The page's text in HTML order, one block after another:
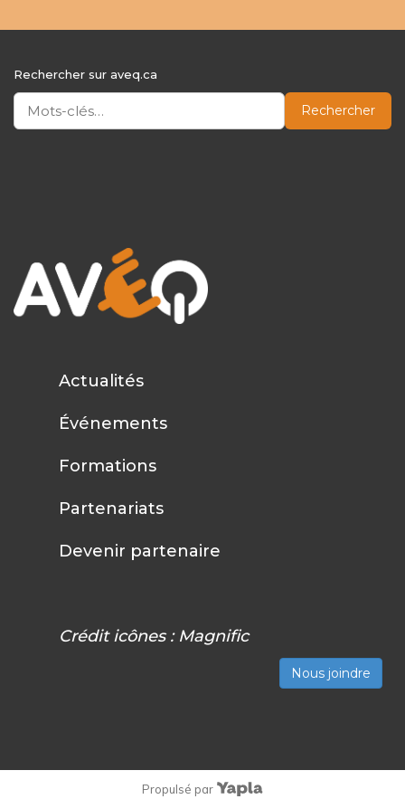
Rechercher sur aveq.ca
Rechercher
Actualités
Événements
Formations
Partenariats
Devenir partenaire
Crédit icônes : Magnific
Nous joindre
Propulsé par